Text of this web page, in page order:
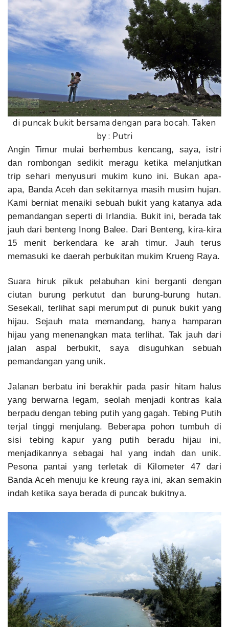
di puncak bukit bersama dengan para bocah. Taken
by : Putri
Angin Timur mulai berhembus kencang, saya, istri
dan rombongan sedikit meragu ketika melanjutkan
trip sehari menyusuri mukim kuno ini. Bukan apa-
apa, Banda Aceh dan sekitarnya masih musim hujan.
Kami berniat menaiki sebuah bukit yang katanya ada
pemandangan seperti di Irlandia. Bukit ini, berada tak
jauh dari benteng Inong Balee. Dari Benteng, kira-kira
15 menit berkendara ke arah timur. Jauh terus
memasuki ke daerah perbukitan mukim Krueng Raya.
Suara hiruk pikuk pelabuhan kini berganti dengan
ciutan burung perkutut dan burung-burung hutan.
Sesekali, terlihat sapi merumput di punuk bukit yang
hijau. Sejauh mata memandang, hanya hamparan
hijau yang menenangkan mata terlihat. Tak jauh dari
jalan aspal berbukit, saya disuguhkan sebuah
pemandangan yang unik.
Jalanan berbatu ini berakhir pada pasir hitam halus
yang berwarna legam, seolah menjadi kontras kala
berpadu dengan tebing putih yang gagah. Tebing Putih
terjal tinggi menjulang. Beberapa pohon tumbuh di
sisi tebing kapur yang putih beradu hijau ini,
menjadikannya sebagai hal yang indah dan unik.
Pesona pantai yang terletak di Kilometer 47 dari
Banda Aceh menuju ke kreung raya ini, akan semakin
indah ketika saya berada di puncak bukitnya.